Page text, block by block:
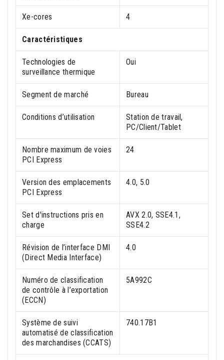
Xe-cores 4
Caractéristiques
Technologies de
surveillance thermique
Oui
Segment de marché Bureau
Conditions d’utilisation
Station de travail,
PC/Client/Tablet
Nombre maximum de voies
PCI Express
24
Version des emplacements
PCI Express
4.0, 5.0
Set d'instructions pris en
charge
AVX 2.0, SSE4.1,
SSE4.2
Révision de l’interface DMI
(Direct Media Interface)
4.0
Numéro de classification
de contrôle à l’exportation
(ECCN)
5A992C
Système de suivi
automatisé de classification
des marchandises (CCATS)
740.17B1